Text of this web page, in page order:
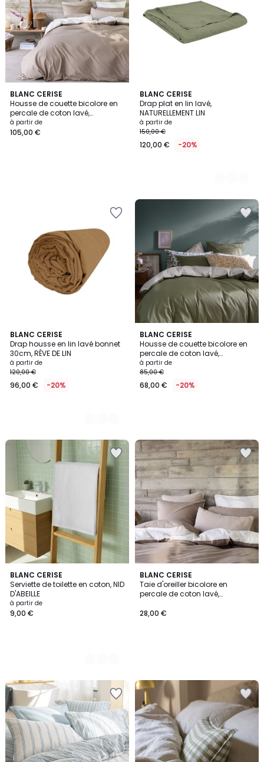
BLANC CERISE
Housse de couette bicolore en
percale de coton lavé,
DOUCEUR LAVÉE
à partir de
105,00 €
BLANC CERISE
Drap plat en lin lavé,
NATURELLEMENT LIN
à partir de
150,00 €
120,00 € -20%
4
Couleurs
BLANC CERISE
Drap housse en lin lavé bonnet
30cm, RÊVE DE LIN
à partir de
120,00 €
96,00 € -20%
7
Couleurs
BLANC CERISE
Housse de couette bicolore en
percale de coton lavé,
DOUCEUR LAVÉE
à partir de
85,00 €
68,00 € -20%
BLANC CERISE
Serviette de toilette en coton, NID
D'ABEILLE
à partir de
9,00 €
3
Couleurs
BLANC CERISE
Taie d'oreiller bicolore en
percale de coton lavé,
28,00 €